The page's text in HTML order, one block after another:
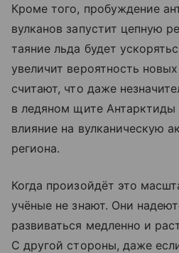
Кроме того, пробуждение
вулканов запустит цепную
таяние льда будет
увеличит вероятность
считают, что даже
в ледяном щите
влияние на вулканическую
региона.
Когда произойдёт это
учёные не знают. Они
развиваться медленно и
С другой стороны, даже